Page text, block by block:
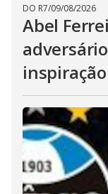
DO R7/09/08/2026
Abel